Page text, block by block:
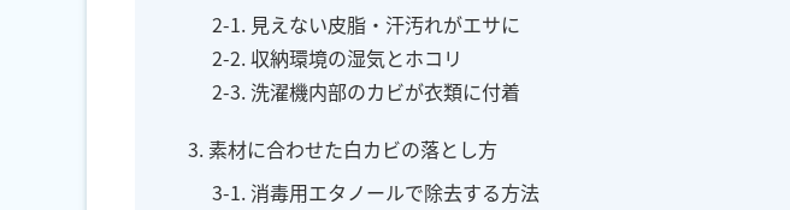
2-1. 見えない皮脂・汗汚れがエサに
2-2. 収納環境の湿気とホコリ
2-3. 洗濯機内部のカビが衣類に付着
3. 素材に合わせた白カビの落とし方
3-1. 消毒用エタノールで除去する方法